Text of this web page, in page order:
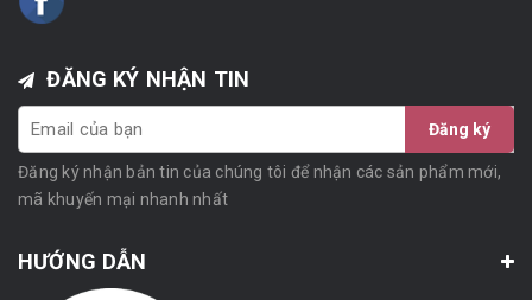
ĐĂNG KÝ NHẬN TIN
Đăng ký
Đăng ký nhận bản tin của chúng tôi để nhận các sản phẩm mới,
mã khuyến mại nhanh nhất
HƯỚNG DẪN